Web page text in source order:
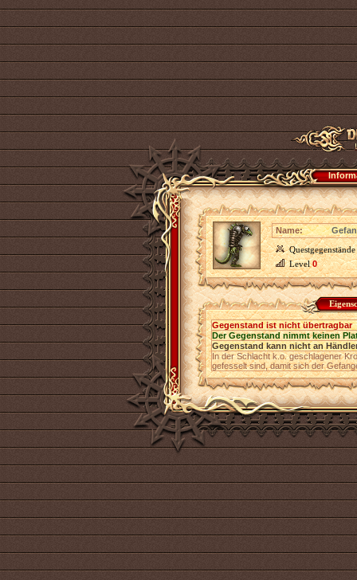
Name:
Questgegenstände
Level0
Gegenstand ist nicht übertragbar
Der Gegenstand nimmt keinen
Gegenstand kann nicht an
In der Schlacht k.o. geschlagener
gefesselt sind, damit sich der